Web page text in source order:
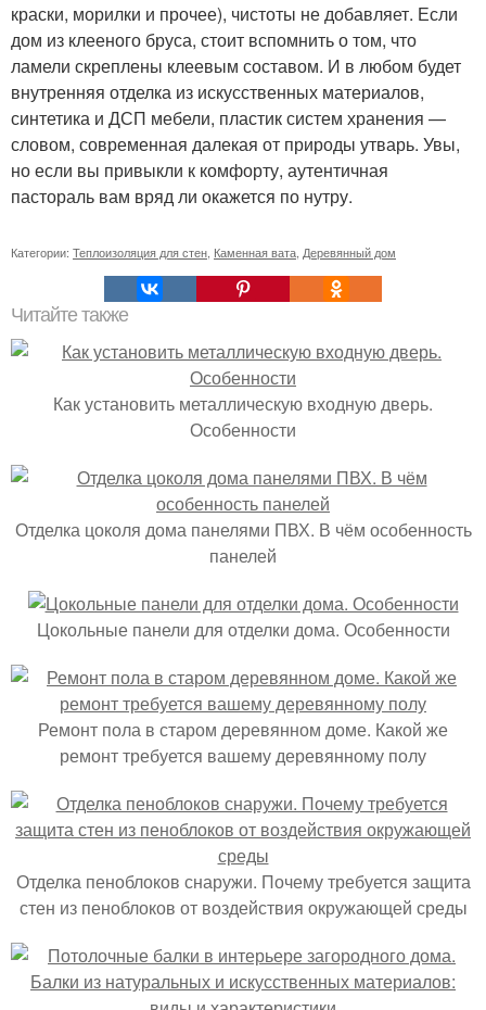
краски, морилки и прочее), чистоты не добавляет. Если
дом из клееного бруса, стоит вспомнить о том, что
ламели скреплены клеевым составом. И в любом будет
внутренняя отделка из искусственных материалов,
синтетика и ДСП мебели, пластик систем хранения —
словом, современная далекая от природы утварь. Увы,
но если вы привыкли к комфорту, аутентичная
пастораль вам вряд ли окажется по нутру.
Категории: Теплоизоляция для стен Каменная вата Деревянный дом
Читайте также
Как установить металлическую входную дверь.
Особенности
Отделка цоколя дома панелями ПВХ. В чём особенность
панелей
Цокольные панели для отделки дома. Особенности
Ремонт пола в старом деревянном доме. Какой же
ремонт требуется вашему деревянному полу
Отделка пеноблоков снаружи. Почему требуется защита
стен из пеноблоков от воздействия окружающей среды